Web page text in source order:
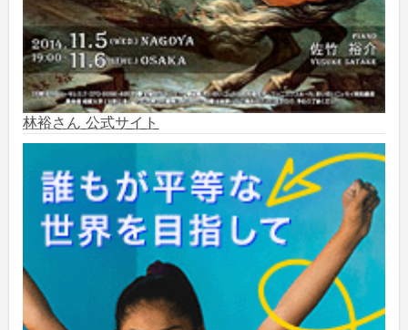
2024年8月 (10)
2024年7月 (1)
2024年6月 (6)
2024年5月 (4)
2024年2月 (1)
2023年8月 (1)
2023年5月 (2)
林裕さん 公式サイト